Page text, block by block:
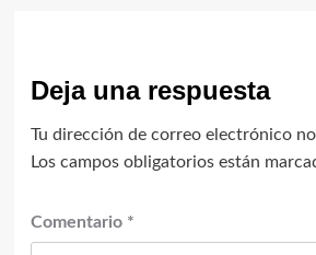
Deja una respuesta
Tu dirección de correo electrónico
Los campos obligatorios están
Comentario *